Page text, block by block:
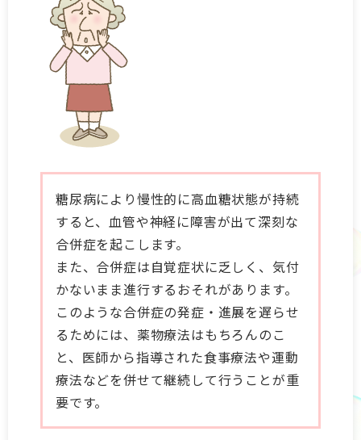
糖尿病により慢性的に高血糖状態が持続
すると、血管や神経に障害が出て深刻な
合併症を起こします。
また、合併症は自覚症状に乏しく、気付
かないまま進行するおそれがあります。
このような合併症の発症・進展を遅らせ
るためには、薬物療法はもちろんのこ
と、医師から指導された食事療法や運動
療法などを併せて継続して行うことが重
要です。